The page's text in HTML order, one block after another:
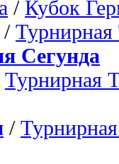
/ Кубок
/ Турнирная
Сегунда
Турнирная
/